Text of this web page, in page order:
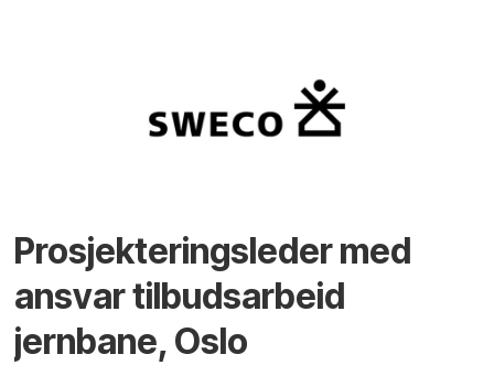
Prosjekteringsleder med
ansvar tilbudsarbeid
jernbane, Oslo